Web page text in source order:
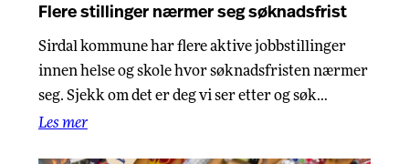
Flere stillinger nærmer seg søknadsfrist
Sirdal kommune har flere aktive jobbstillinger
innen helse og skole hvor søknadsfristen nærmer
seg. Sjekk om det er deg vi ser etter og søk…
Les mer